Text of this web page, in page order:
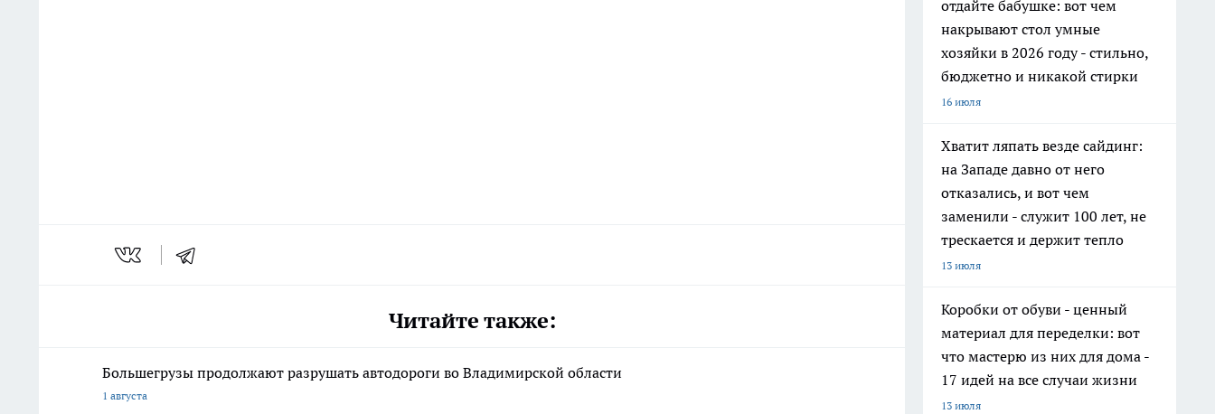
Читайте также:
Большегрузы продолжают разрушать автодороги во Владимирской области
1 августа
отдайте бабушке: вот чем
накрывают стол умные
хозяйки в 2026 году - стильно,
бюджетно и никакой стирки
16 июля
Хватит ляпать везде сайдинг:
на Западе давно от него
отказались, и вот чем
заменили - служит 100 лет, не
трескается и держит тепло
13 июля
Коробки от обуви - ценный
материал для переделки: вот
что мастерю из них для дома -
17 идей на все случаи жизни
13 июля